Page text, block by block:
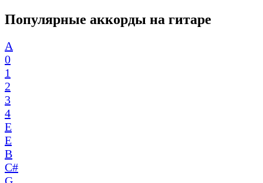
Популярные аккорды на гитаре
A
0
1
2
3
4
E
E
B
C#
G